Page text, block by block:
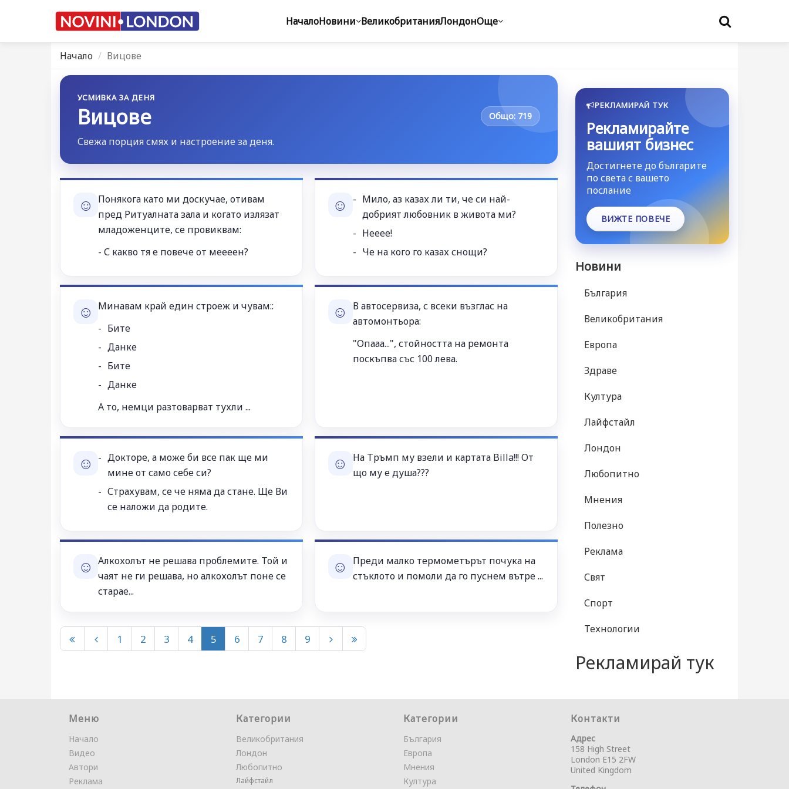
НачалоНовини ВеликобританияЛондонОще
Начало Вицове
УСМИВКА ЗА ДЕНЯ
Вицове Общо: 719
Свежа порция смях и настроение за деня.
☺
Понякога като ми доскучае, отивам
пред Ритуалната зала и когато излязат
младоженците, се провиквам:
- С какво тя е повече от меееен?
☺
Мило, аз казах ли ти, че си най-
добрият любовник в живота ми?
Нееее!
Че на кого го казах снощи?
☺
Минавам край един строеж и чувам::
Бите
Данке
Бите
Данке
А то, немци разтоварват тухли ...
☺
В автосервиза, с всеки възглас на
автомонтьора:
"Опааа...", стойността на ремонта
поскъпва със 100 лева.
☺
Докторе, а може би все пак ще ми
мине от само себе си?
Страхувам, се че няма да стане. Ще Ви
се наложи да родите.
☺
На Тръмп му взели и картата Billa!!! От
що му е душа???
☺ Алкохолът не решава проблемите. Той и
чаят не ги решава, но алкохолът поне се
старае...
☺
Преди малко термометърът почука на
стъклото и помоли да го пуснем вътре ...
1 2 3 4 5 6 7 8 9
РЕКЛАМИРАЙ ТУК
Рекламирайте
вашият бизнес
Достигнете до българите
по света с вашето
послание
ВИЖТЕ ПОВЕЧЕ
Новини
България
Великобритания
Европа
Здраве
Култура
Лайфстайл
Лондон
Любопитно
Мнения
Полезно
Реклама
Свят
Спорт
Технологии
Рекламирай тук
Меню
Начало
Видео
Автори
Реклама
Категории
Великобритания
Лондон
Любопитно
Лайфстайл
Категории
България
Европа
Мнения
Култура
Контакти
Адрес
158 High Street
London E15 2FW
United Kingdom